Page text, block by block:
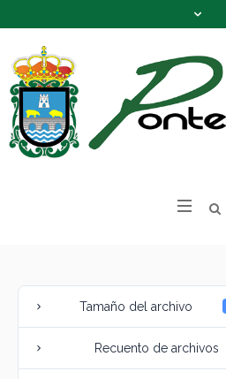
Tamaño del archivo
Recuento de archivos